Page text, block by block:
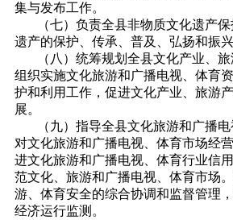
集与发布工作。
（七）负责全县非物质文化遗产
遗产的保护、传承、普及、弘扬和振兴
（八）统筹规划全县文化产业、
组织实施文化旅游和广播电视、体育
护和利用工作，促进文化产业、旅游
展。
（九）指导全县文化旅游和广播
对文化旅游和广播电视、体育市场经
进文化旅游和广播电视、体育行业信
范文化、旅游和广播电视、体育市场
游、体育安全的综合协调和监督管理
经济运行监测。